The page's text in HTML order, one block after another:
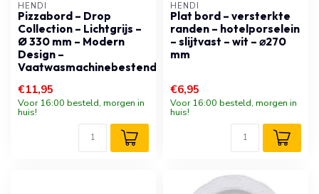
HENDI
Pizzabord – Drop
Collection – Lichtgrijs –
Ø 330 mm – Modern
Design –
Vaatwasmachinebestendig
€11,95
Voor 16:00 besteld, morgen in
huis!
HENDI
Plat bord – versterkte
randen – hotelporselein
– slijtvast – wit – ⌀270
mm
€6,95
Voor 16:00 besteld, morgen in
huis!